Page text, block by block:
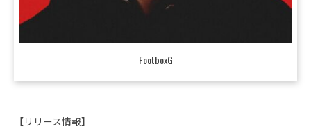
FootboxG
【リリース情報】